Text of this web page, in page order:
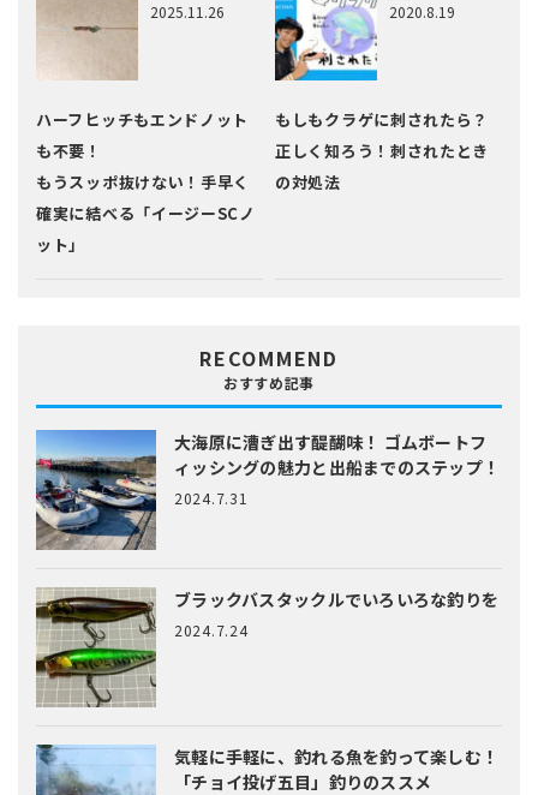
2025.11.26
ハーフヒッチもエンドノット
も不要！
もうスッポ抜けない！手早く
確実に結べる「イージーSCノ
ット」
2020.8.19
もしもクラゲに刺されたら？
正しく知ろう！刺されたとき
の対処法
RECOMMEND
おすすめ記事
大海原に漕ぎ出す醍醐味！ ゴムボートフ
ィッシングの魅力と出船までのステップ！
2024.7.31
ブラックバスタックルでいろいろな釣りを
2024.7.24
気軽に手軽に、釣れる魚を釣って楽しむ！
「チョイ投げ五目」釣りのススメ